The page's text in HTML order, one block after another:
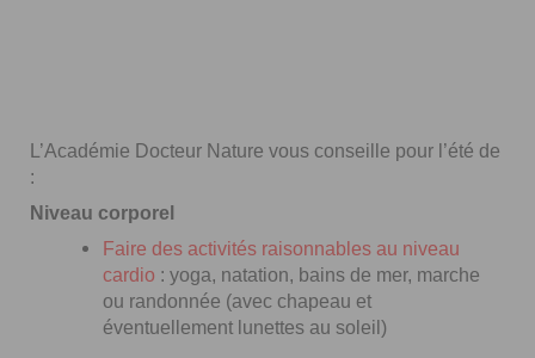
L’Académie Docteur Nature vous conseille pour l’été de
:
Niveau corporel
Faire des activités raisonnables au niveau
cardio : yoga, natation, bains de mer, marche
ou randonnée (avec chapeau et
éventuellement lunettes au soleil)